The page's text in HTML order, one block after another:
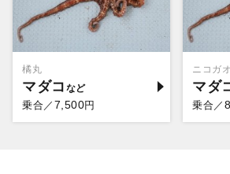
橘丸
マダコ
乗合／ 7,500円
ニコガ
マダ
乗合／